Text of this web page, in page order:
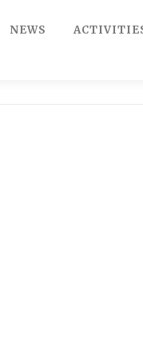
NEWS